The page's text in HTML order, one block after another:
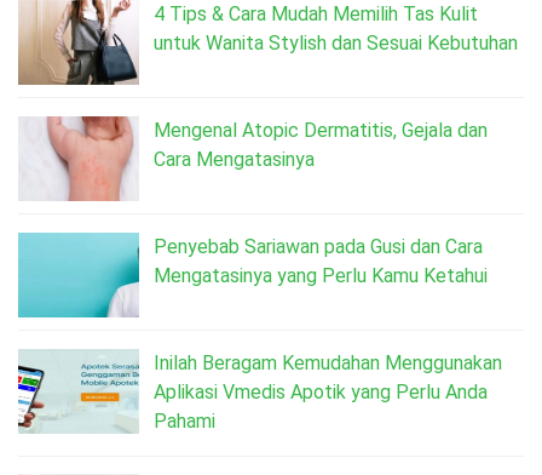
4 Tips & Cara Mudah Memilih Tas Kulit
untuk Wanita Stylish dan Sesuai Kebutuhan
Mengenal Atopic Dermatitis, Gejala dan
Cara Mengatasinya
Penyebab Sariawan pada Gusi dan Cara
Mengatasinya yang Perlu Kamu Ketahui
Inilah Beragam Kemudahan Menggunakan
Aplikasi Vmedis Apotik yang Perlu Anda
Pahami